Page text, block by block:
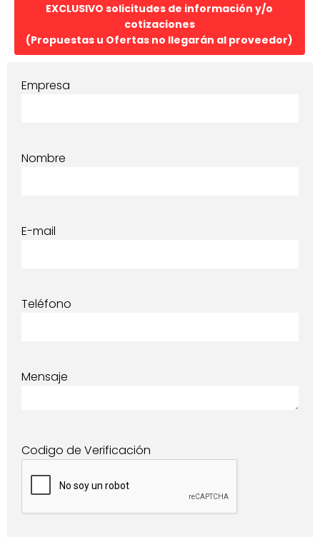
EXCLUSIVO solicitudes de información y/o
cotizaciones
(Propuestas u Ofertas no llegarán al proveedor)
Empresa
Nombre
E-mail
Teléfono
Mensaje
Codigo de Verificación